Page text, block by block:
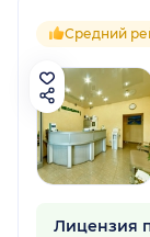
Средний
Лицензия